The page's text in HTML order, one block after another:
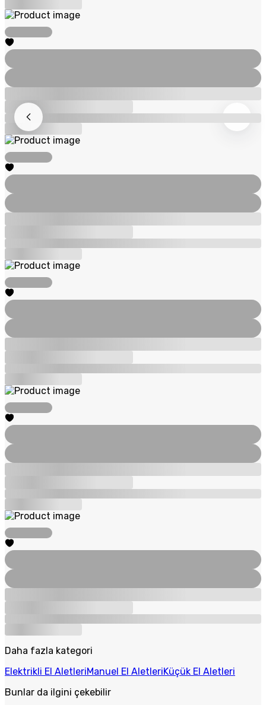
Daha fazla kategori
Elektrikli El AletleriManuel El AletleriKüçük El Aletleri
Bunlar da ilgini çekebilir